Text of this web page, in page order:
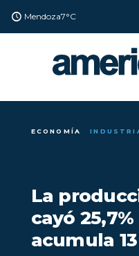
Mendoza7°C
ECONOMÍA
La
cayó
acumula